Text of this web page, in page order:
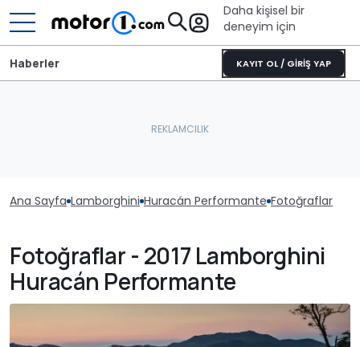
Daha kişisel bir
deneyim için
KAYIT OL / GİRİŞ YAP
Haberler
Ana Sayfa Lamborghini Huracán Performante Fotoğraflar
Fotoğraflar - 2017 Lamborghini
Huracán Performante